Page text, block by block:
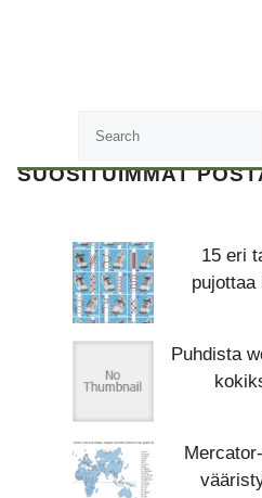
SUOSITUIMMAT
15 eri
pujottaa
Puhdista